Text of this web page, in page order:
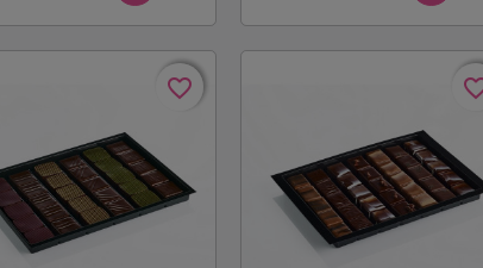
favorite_border
favorite_border